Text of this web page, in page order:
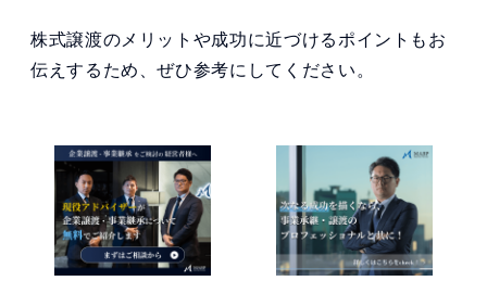
株式譲渡のメリットや成功に近づけるポイントもお
伝えするため、ぜひ参考にしてください。